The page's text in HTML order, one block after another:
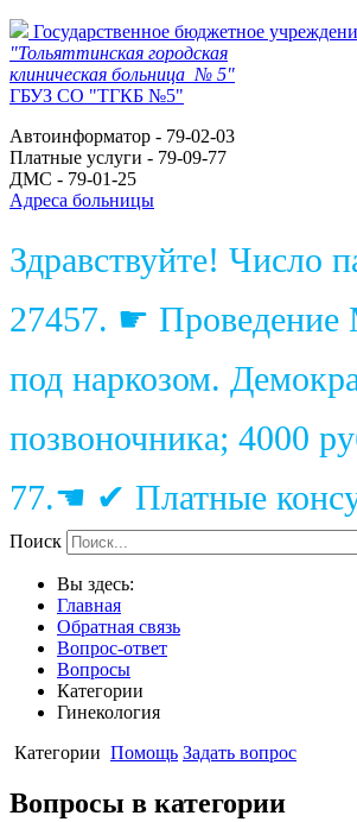
Государственное бюджетное
"Тольяттинская городская
клиническая больница № 5"
ГБУЗ СО "ТГКБ №5"
Автоинформатор - 79-02-03
Платные услуги - 79-09-77
ДМС - 79-01-25
Адреса больницы
Здравствуйте! Число
27457. ☛ Проведение
под наркозом.
позвоночника; 4000
77.☚ ✔ Платные
Поиск
Вы здесь:
Главная
Обратная связь
Вопрос-ответ
Вопросы
Категории
Гинекология
Категории Помощь Задать вопрос
Вопросы в категории